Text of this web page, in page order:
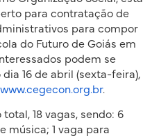
para contratação de
para compor
do Futuro de Goiás em
podem se
16 de abril (sexta-feira),
www.cegecon.org.br.
18 vagas, sendo: 6
música; 1 vaga para